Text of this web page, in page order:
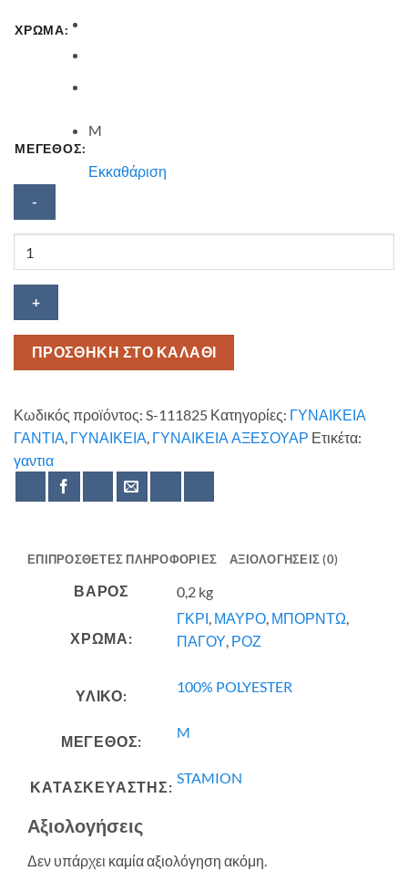
ΧΡΩΜΑ:
ΜΕΓΕΘΟΣ:
M
Εκκαθάριση
αφής
Stamion
ΠΡΟΣΘΗΚΗ ΣΤΟ ΚΑΛΑΘΙ
Κωδικός προϊόντος: S-111825 Κατηγορίες: ΓΥΝΑΙΚΕΙΑ
ΓΑΝΤΙΑ, ΓΥΝΑΙΚΕΙΑ, ΓΥΝΑΙΚΕΙΑ ΑΞΕΣΟΥΑΡ Ετικέτα:
γαντια
ΕΠΙΠΡΌΣΘΕΤΕΣ ΠΛΗΡΟΦΟΡΊΕΣ ΑΞΙΟΛΟΓΉΣΕΙΣ (0)
ΒΆΡΟΣ 0,2 kg
ΧΡΩΜΑ:
ΓΚΡΙ, ΜΑΥΡΟ, ΜΠΟΡΝΤΩ,
ΠΑΓΟΥ, ΡΟΖ
ΥΛΙΚΟ:
100% POLYESTER
ΜΕΓΕΘΟΣ:
M
ΚΑΤΑΣΚΕΥΑΣΤΗΣ:
STAMION
Αξιολογήσεις
Δεν υπάρχει καμία αξιολόγηση ακόμη.